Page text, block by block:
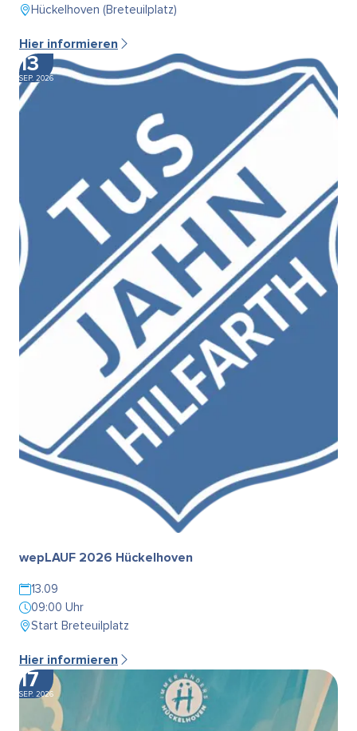
Hückelhoven (Breteuilplatz)
Hier informieren
13
SEP. 2026
wepLAUF 2026 Hückelhoven
13.09
09:00 Uhr
Start Breteuilplatz
Hier informieren
17
SEP. 2026